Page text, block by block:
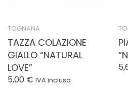
TOGNANA
TAZZA COLAZIONE
GIALLO “NATURAL
LOVE”
5,00 € IVA inclusa